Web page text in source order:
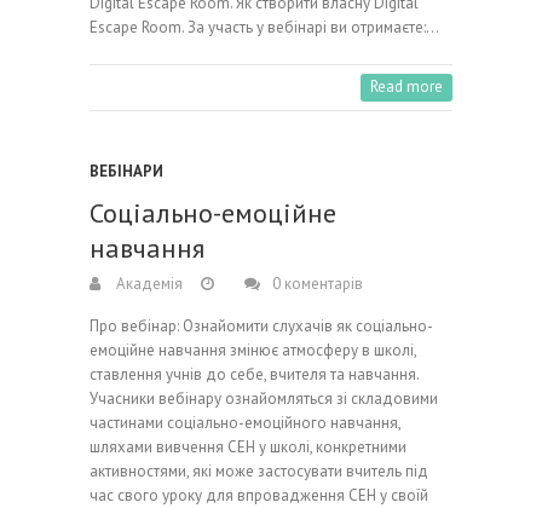
Escape Room. За участь у вебінарі ви отримаєте:…
Read more
ВЕБІНАРИ
Соціально-емоційне
навчання
Академія 0 коментарів
Про вебінар: Ознайомити слухачів як соціально-
емоційне навчання змінює атмосферу в школі,
ставлення учнів до себе, вчителя та навчання.
Учасники вебінару ознайомляться зі складовими
частинами соціально-емоційного навчання,
шляхами вивчення СЕН у школі, конкретними
активностями, які може застосувати вчитель під
час свого уроку для впровадження СЕН у своїй